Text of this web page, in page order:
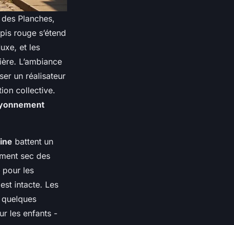
Planches,
rouge s’étend
et les
L’ambiance
un réalisateur
collective.
battent un
sec des
pour les
intacte. Les
les enfants -